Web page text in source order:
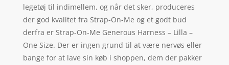
legetøj til indimellem, og når det sker, produceres
der god kvalitet fra Strap-On-Me og et godt bud
derfra er Strap-On-Me Generous Harness – Lilla –
One Size. Der er ingen grund til at være nervøs eller
bange for at lave sin køb i shoppen, dem der pakker